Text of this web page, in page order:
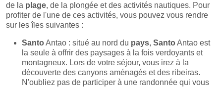
de la plage, de la plongée et des activités nautiques. Pour
profiter de l'une de ces activités, vous pouvez vous rendre
sur les îles suivantes :
SantoAntao : situé au nord du pays, SantoAntao est
la seule à offrir des paysages à la fois verdoyants et
montagneux. Lors de votre séjour, vous irez à la
découverte des canyons aménagés et des ribeiras.
N'oubliez pas de participer à une randonnée qui vous